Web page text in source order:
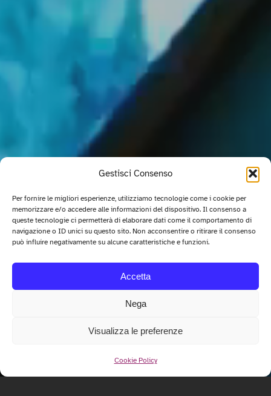
Gestisci Consenso
Per fornire le migliori esperienze, utilizziamo tecnologie come i cookie per
memorizzare e/o accedere alle informazioni del dispositivo. Il consenso a
queste tecnologie ci permetterà di elaborare dati come il comportamento di
navigazione o ID unici su questo sito. Non acconsentire o ritirare il consenso
può influire negativamente su alcune caratteristiche e funzioni.
Accetta
Nega
Visualizza le preferenze
Cookie Policy